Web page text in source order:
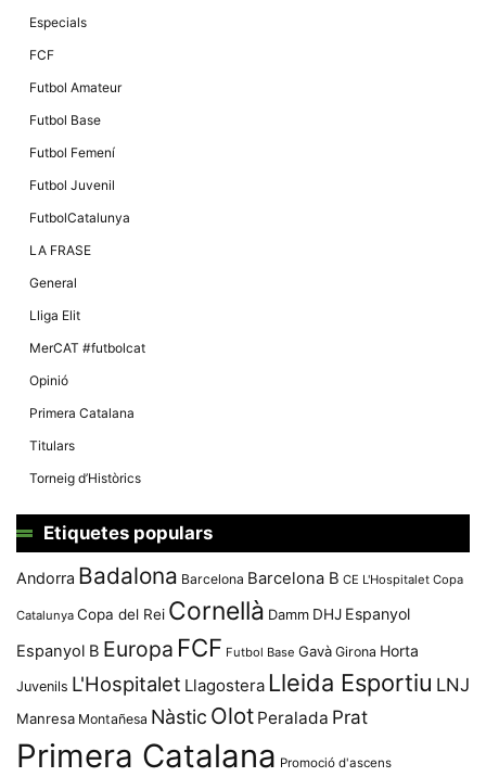
Especials
FCF
Futbol Amateur
Futbol Base
Futbol Femení
Futbol Juvenil
FutbolCatalunya
LA FRASE
General
Lliga Elit
MerCAT #futbolcat
Opinió
Primera Catalana
Titulars
Torneig d’Històrics
Etiquetes populars
Andorra Badalona Barcelona Barcelona B CE L'Hospitalet Copa
Catalunya Copa del Rei Cornellà Damm DHJ Espanyol
Espanyol B Europa FCF Futbol Base Gavà Girona Horta
Juvenils L'Hospitalet Llagostera Lleida Esportiu LNJ
Manresa Montañesa Nàstic Olot Peralada Prat
Primera Catalana Promoció d'ascens